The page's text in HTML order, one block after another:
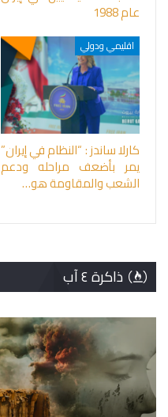
عام 1988
اقليمي ودولي
كارلا ساندز : “النظام في إيران”
يمر بأضعف مراحله ودعم
الشعب والمقاومة هو…
ذاكرة ٤ آب